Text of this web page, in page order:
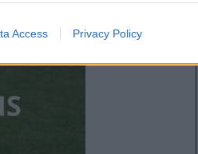
Access Privacy Policy